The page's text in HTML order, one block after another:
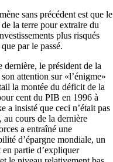
sans précédent est que le
la terre pour extraire du
plus risqués
par le passé.
dernière, le président de la
attention sur «l’énigme»
la montée du déficit de la
cent du PIB en 1996 à
a insisté que ceci n’était pas
au cours de la dernière
a entraîné une
d’épargne mondiale, un
en partie d’expliquer